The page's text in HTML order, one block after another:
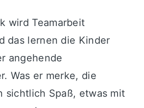
wird Teamarbeit
das lernen die Kinder
angehende
Was er merke, die
sichtlich Spaß, etwas mit